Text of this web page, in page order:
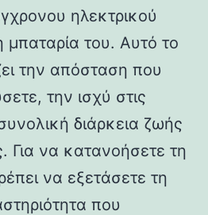
ηλεκτρικού
μπαταρία του. Αυτό το
την απόσταση που
την ισχύ στις
διάρκεια ζωής
Για να κατανοήσετε τη
να εξετάσετε τη
που